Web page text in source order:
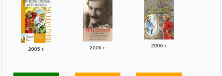
2005 г. 2006 г. 2006 г.